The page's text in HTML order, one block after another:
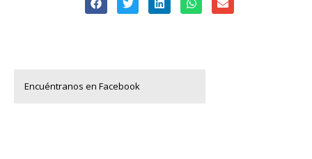
Encuéntranos en Facebook